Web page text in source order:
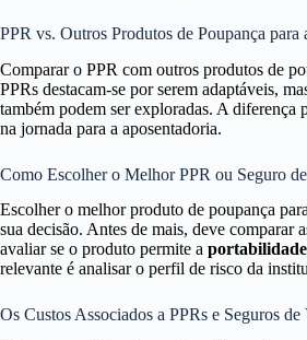
PPR vs. Outros Produtos de Poupança para
Comparar o PPR com outros produtos de
PPRs destacam-se por serem adaptáveis,
também podem ser exploradas. A
na jornada para a aposentadoria.
Como Escolher o Melhor PPR ou Seguro
Escolher o melhor produto de poupança
sua decisão. Antes de mais, deve comparar
avaliar se o produto permite a portabilidade
relevante é analisar o perfil de risco da
Os Custos Associados a PPRs e Seguros